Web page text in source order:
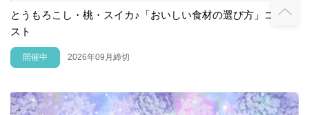
とうもろこし・桃・スイカ♪「おいしい食材の選び方」コンテ
スト
開催中 2026年09月締切